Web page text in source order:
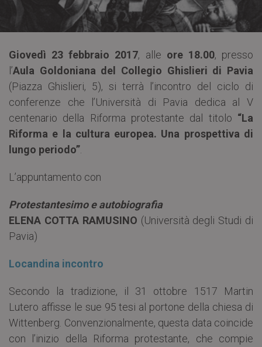
Giovedì 23 febbraio 2017, alle ore 18.00, presso
l’Aula Goldoniana del Collegio Ghislieri di Pavia
(Piazza Ghislieri, 5), si terrà l’incontro del ciclo di
conferenze che l’Università di Pavia dedica al V
centenario della Riforma protestante dal titolo “La
Riforma e la cultura europea. Una prospettiva di
lungo periodo”
L’appuntamento con
Protestantesimo e autobiografia
ELENA COTTA RAMUSINO (Università degli Studi di
Pavia)
Locandina incontro
Secondo la tradizione, il 31 ottobre 1517 Martin
Lutero affisse le sue 95 tesi al portone della chiesa di
Wittenberg. Convenzionalmente, questa data coincide
con l’inizio della Riforma protestante, che compie